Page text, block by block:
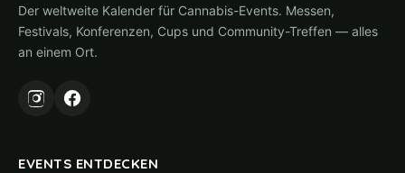
Der weltweite Kalender für Cannabis-Events. Messen,
Festivals, Konferenzen, Cups und Community-Treffen — alles
an einem Ort.
EVENTS ENTDECKEN